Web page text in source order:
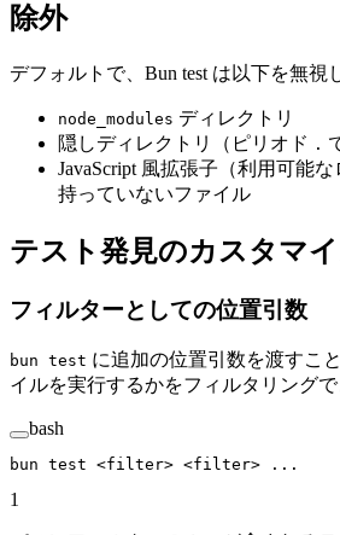
除外
デフォルトで、Bun test は以下を無視
node_modules ディレクトリ
隠しディレクトリ（ピリオド .
JavaScript 風拡張子（利用可能
持っていないファイル
テスト発見のカスタマ
フィルターとしての位置引数
bun test に追加の位置引数を渡すこ
イルを実行するかをフィルタリングで
bash
bun test <filte r> <filte r> ...
1